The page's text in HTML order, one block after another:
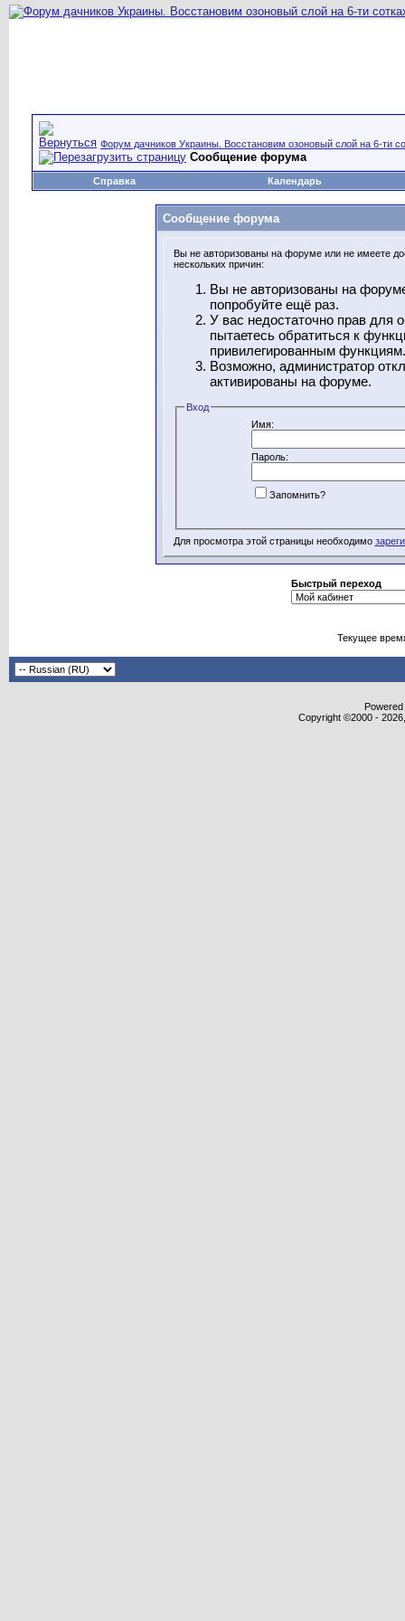
Форум дачников Украины. Восстановим озоновый слой на 6-ти
Сообщение форума
Справка Календарь
Сообщение форума
Вы не авторизованы на форуме или не имеете
нескольких причин:
Вы не авторизованы на
попробуйте ещё раз.
У вас недостаточно прав для
пытаетесь обратиться к
привилегированным функциям.
Возможно, администратор
активированы на форуме.
Вход
Имя:
Пароль:
Запомнить?
Для просмотра этой страницы необходимо
Быстрый переход
Текущее
Copyright ©2000 -